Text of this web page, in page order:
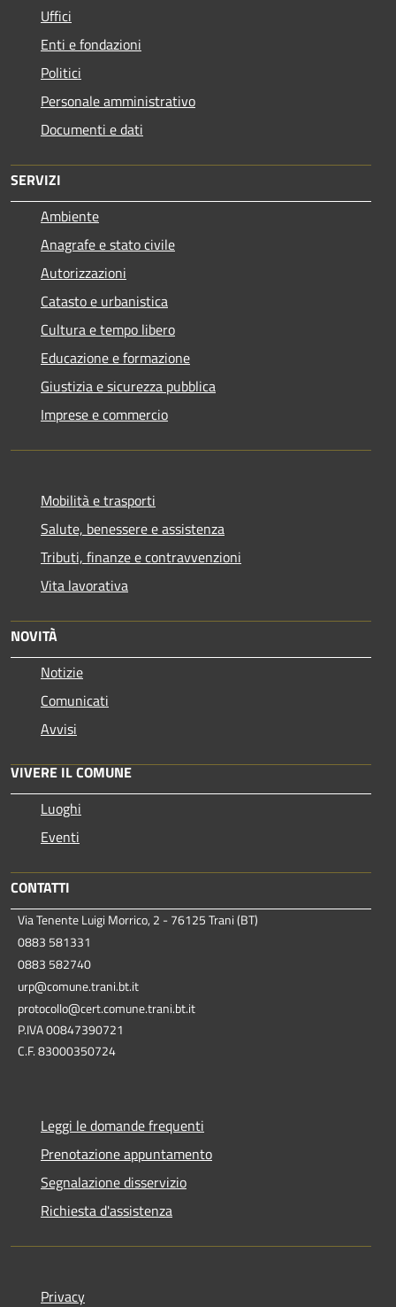
Uffici
Enti e fondazioni
Politici
Personale amministrativo
Documenti e dati
SERVIZI
Ambiente
Anagrafe e stato civile
Autorizzazioni
Catasto e urbanistica
Cultura e tempo libero
Educazione e formazione
Giustizia e sicurezza pubblica
Imprese e commercio
Mobilità e trasporti
Salute, benessere e assistenza
Tributi, finanze e contravvenzioni
Vita lavorativa
NOVITÀ
Notizie
Comunicati
Avvisi
VIVERE IL COMUNE
Luoghi
Eventi
CONTATTI
Via Tenente Luigi Morrico, 2 - 76125 Trani (BT)
0883 581331
0883 582740
urp@comune.trani.bt.it
protocollo@cert.comune.trani.bt.it
P.IVA 00847390721
C.F. 83000350724
Leggi le domande frequenti
Prenotazione appuntamento
Segnalazione disservizio
Richiesta d'assistenza
Privacy